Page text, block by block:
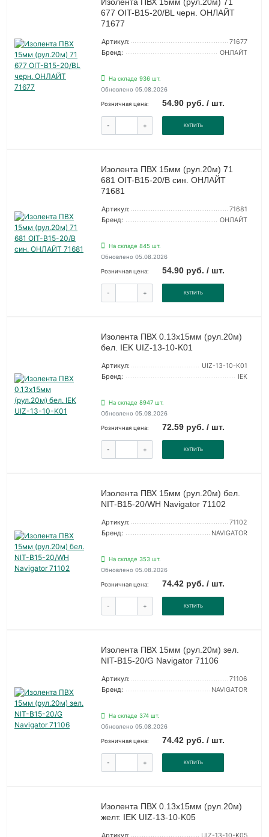
677 OIT-B15-20/BL черн. ОНЛАЙТ
71677
Артикул:
71677
Бренд:
ОНЛАЙТ
На складе 936 шт.
Обновлено 05.08.2026
Розничная цена: 54.90 руб. / шт.
- + КУПИТЬ
Изолента ПВХ 15мм (рул.20м) 71
681 OIT-B15-20/B син. ОНЛАЙТ
71681
Артикул:
71681
Бренд:
ОНЛАЙТ
На складе 845 шт.
Обновлено 05.08.2026
Розничная цена: 54.90 руб. / шт.
- + КУПИТЬ
Изолента ПВХ 0.13х15мм (рул.20м)
бел. IEK UIZ-13-10-K01
Артикул:
UIZ-13-10-K01
Бренд:
IEK
На складе 8947 шт.
Обновлено 05.08.2026
Розничная цена: 72.59 руб. / шт.
- + КУПИТЬ
Изолента ПВХ 15мм (рул.20м) бел.
NIT-B15-20/WH Navigator 71102
Артикул:
71102
Бренд:
NAVIGATOR
На складе 353 шт.
Обновлено 05.08.2026
Розничная цена: 74.42 руб. / шт.
- + КУПИТЬ
Изолента ПВХ 15мм (рул.20м) зел.
NIT-B15-20/G Navigator 71106
Артикул:
71106
Бренд:
NAVIGATOR
На складе 374 шт.
Обновлено 05.08.2026
Розничная цена: 74.42 руб. / шт.
- + КУПИТЬ
Изолента ПВХ 0.13х15мм (рул.20м)
желт. IEK UIZ-13-10-K05